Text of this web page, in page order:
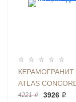
КЕРАМОГРАНИТ
ATLAS
MARMI CEPPO
4221 ₽ 3926 ₽